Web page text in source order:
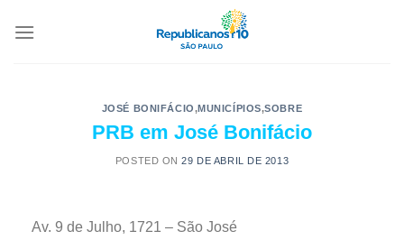
JOSÉ BONIFÁCIO,MUNICÍPIOS,SOBRE
PRB em José Bonifácio
POSTED ON29 DE ABRIL DE 2013
Av. 9 de Julho, 1721 – São José